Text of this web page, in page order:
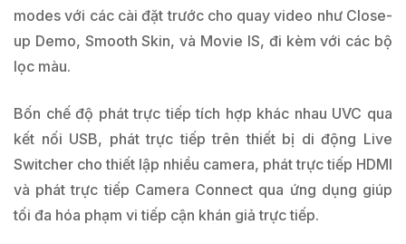
modes với các cài đặt trước cho quay video như Close-
up Demo, Smooth Skin, và Movie IS, đi kèm với các bộ
lọc màu.
Bốn chế độ phát trực tiếp tích hợp khác nhau UVC qua
kết nối USB, phát trực tiếp trên thiết bị di động Live
Switcher cho thiết lập nhiều camera, phát trực tiếp HDMI
và phát trực tiếp Camera Connect qua ứng dụng giúp
tối đa hóa phạm vi tiếp cận khán giả trực tiếp.